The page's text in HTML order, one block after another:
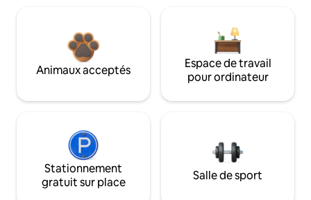
Animaux acceptés
Espace de travail
pour ordinateur
Stationnement
gratuit sur place
Salle de sport